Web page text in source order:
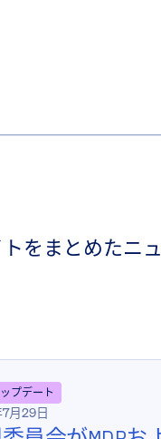
をまとめたニ
プデート
月29日